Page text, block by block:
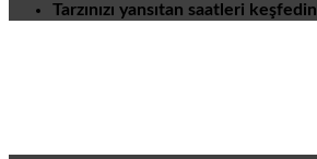
Tarzınızı yansıtan saatleri keşfedin